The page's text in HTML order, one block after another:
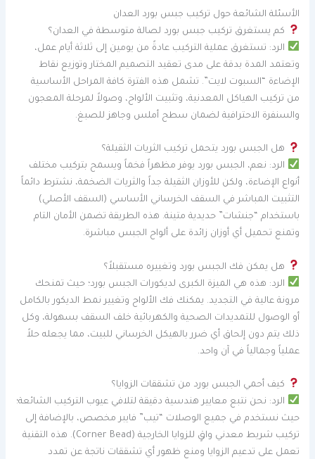
الأسئلة الشائعة حول تركيب جبس بورد العدان
كم يستغرق تركيب جبس بورد لصالة متوسطة في العدان؟
الرد: تستغرق عملية التركيب عادةً من يومين إلى ثلاثة أيام عمل،
وتعتمد المدة بدقة على مدى تعقيد التصميم المختار وتوزيع نقاط
الإضاءة “السبوت لايت”. تشمل هذه الفترة كافة المراحل الأساسية
من تركيب الهياكل المعدنية، وتثبيت الألواح، وصولاً لمرحلة المعجون
والسنفرة الاحترافية لضمان سطح أملس وجاهز للصبغ.
هل الجبس بورد يتحمل تركيب الثريات الثقيلة؟
الرد: نعم، الجبس بورد يوفر مظهراً فخماً ويسمح بتركيب مختلف
أنواع الإضاءة، ولكن للأوزان الثقيلة جداً والثريات الضخمة، نشترط دائماً
التثبيت المباشر في السقف الخرساني الأساسي (السقف الأصلي)
باستخدام “جنشات” حديدية متينة. هذه الطريقة تضمن الأمان التام
وتمنع تحميل أي أوزان زائدة على ألواح الجبس مباشرة.
هل يمكن فك الجبس بورد وتغييره مستقبلاً؟
الرد: هذه هي الميزة الكبرى لديكورات الجبس بورد؛ حيث تمنحك
مرونة عالية في التجديد. يمكنك فك الألواح وتغيير نمط الديكور بالكامل
أو الوصول للتمديدات الصحية والكهربائية خلف السقف بسهولة، وكل
ذلك يتم دون إلحاق أي ضرر بالهيكل الخرساني للبيت، مما يجعله حلاً
عملياً وجمالياً في آن واحد.
كيف أحمي الجبس بورد من تشققات الزوايا؟
الرد: نحن نتبع معايير هندسية دقيقة لتلافي عيوب التركيب الشائعة؛
حيث نستخدم في جميع الوصلات “تيب” فايبر مخصص، بالإضافة إلى
تركيب شريط معدني واقٍ للزوايا الخارجية (Corner Bead). هذه التقنية
تعمل على تدعيم الزوايا ومنع ظهور أي تشققات ناتجة عن تمدد